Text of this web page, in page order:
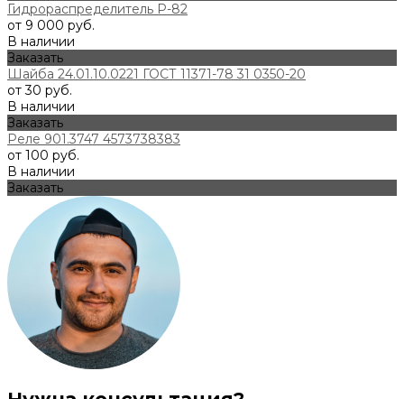
Гидрораспределитель Р-82
от 9 000 руб.
В наличии
Заказать
Шайба 24.01.10.0221 ГОСТ 11371-78 31 0350-20
от 30 руб.
В наличии
Заказать
Реле 901.3747 4573738383
от 100 руб.
В наличии
Заказать